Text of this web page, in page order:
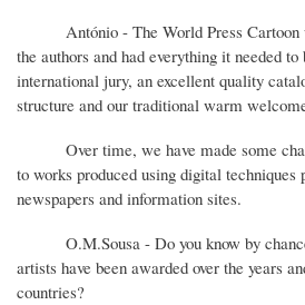
António - The World Press Cartoon
the authors and had everything it needed to
international jury, an excellent quality
structure and our traditional warm
Over time, we have made some
to works produced using digital techniques
newspapers and information sites.
O.M.Sousa - Do you know by
artists have been awarded over the years
countries?